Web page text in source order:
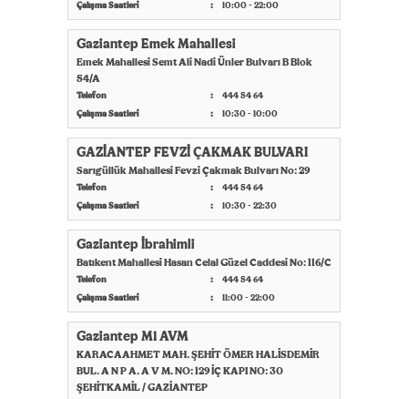
Çalışma Saatleri
10:00 - 22:00
Gaziantep Emek Mahallesi
Emek Mahallesi Semt Ali Nadi Ünler Bulvarı B Blok
54/A
Telefon
444 54 64
Çalışma Saatleri
10:30 - 10:00
GAZİANTEP FEVZİ ÇAKMAK BULVARI
Sarıgüllük Mahallesi Fevzi Çakmak Bulvarı No: 29
Telefon
444 54 64
Çalışma Saatleri
10:30 - 22:30
Gaziantep İbrahimli
Batıkent Mahallesi Hasan Celal Güzel Caddesi No: 116/C
Telefon
444 54 64
Çalışma Saatleri
11:00 - 22:00
Gaziantep M1 AVM
KARACAAHMET MAH. ŞEHİT ÖMER HALİSDEMİR
BUL. A N P A. A V M. NO: 129 İÇ KAPI NO: 30
ŞEHİTKAMİL / GAZİANTEP